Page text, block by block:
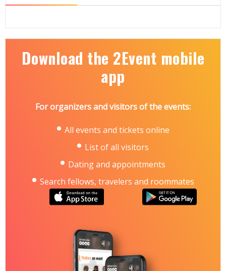
Download the 2Event mobile
app
For organizers and visitors of the events:
All events and tickets online
List of all visitors
Dating and appointments
Search fellows, travelers and roommates